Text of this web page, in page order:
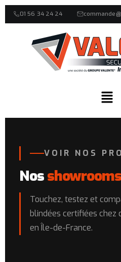
01 56 34 24 24
VOIR NOS
Nosshowrooms
Touchez, testez et
blindées certifiées chez
en Île-de-France.